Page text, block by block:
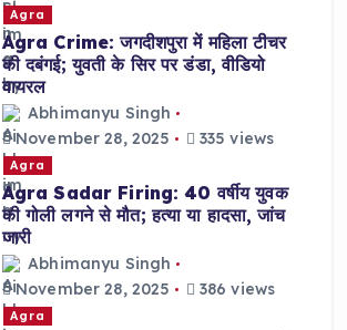
Agra
Agra Crime: जगदीशपुरा में महिला टीचर
की दबंगई; युवती के सिर पर डंडा, वीडियो
वायरल
Abhimanyu Singh
November 28, 2025
335 views
Agra
Agra Sadar Firing: 40 वर्षीय युवक
की गोली लगने से मौत; हत्या या हादसा, जांच
जारी
Abhimanyu Singh
November 28, 2025
386 views
Agra